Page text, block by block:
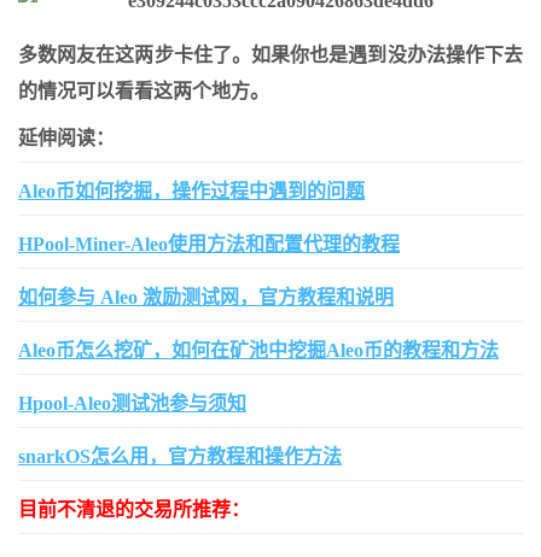
多数网友在这两步卡住了。如果你也是遇到没办法操作下去
的情况可以看看这两个地方。
延伸阅读：
Aleo币如何挖掘，操作过程中遇到的问题
HPool-Miner-Aleo使用方法和配置代理的教程
如何参与 Aleo 激励测试网，官方教程和说明
Aleo币怎么挖矿，如何在矿池中挖掘Aleo币的教程和方法
Hpool-Aleo测试池参与须知
snarkOS怎么用，官方教程和操作方法
目前不清退的交易所推荐：